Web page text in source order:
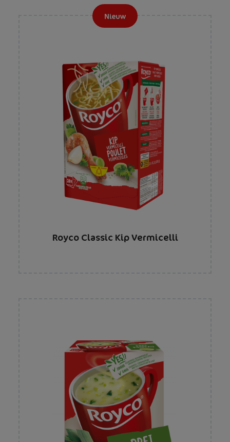
Nieuw
Royco Classic Kip Vermicelli